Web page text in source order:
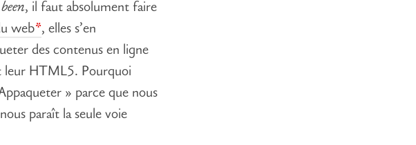
, il faut absolument faire
web , elles s’en
des contenus en ligne
leur HTML5. Pourquoi
» parce que nous
paraît la seule voie